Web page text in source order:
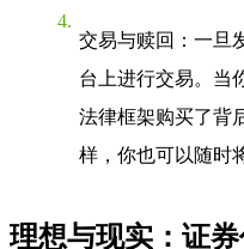
交易与赎回 ：一旦
台上进行交易。当
法律框架购买了背
样，你也可以随时
理想与现实：证